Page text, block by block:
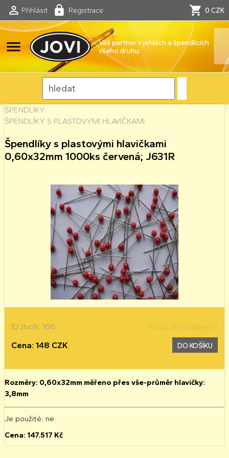
Přihlásit Registrace 0 CZK
menu
Váš partner v jehlách a špendlících
všeho druhu
ŠPENDLÍKY
ŠPENDLÍKY S PLASTOVÝMI HLAVIČKAMI
Špendlíky s plastovými hlavičkami
0,60x32mm 1000ks červená; J631R
ID zboží: 166 Přidat do oblíbených
Cena: 148 CZK DO KOŠÍKU
Rozměry: 0,60x32mm měřeno přes vše-průměr hlavičky:
3,8mm
Je použité: ne
Cena: 147.517 Kč